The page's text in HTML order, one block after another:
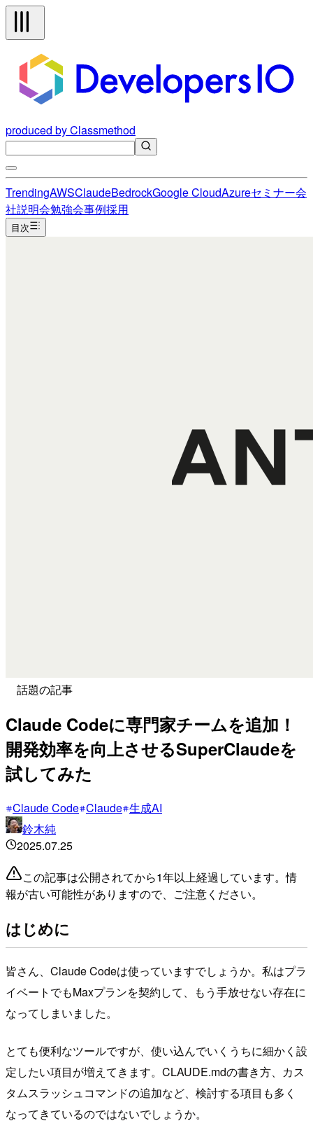
produced by Classmethod
TrendingAWSClaudeBedrockGoogle CloudAzureセミナー会
社説明会勉強会事例採用
目次
話題の記事
Claude Codeに専門家チームを追加！
開発効率を向上させるSuperClaudeを
試してみた
Claude Code Claude 生成AI
鈴木純
2025.07.25
この記事は公開されてから1年以上経過しています。情
報が古い可能性がありますので、ご注意ください。
はじめに
皆さん、Claude Codeは使っていますでしょうか。私はプラ
イベートでもMaxプランを契約して、もう手放せない存在に
なってしまいました。
とても便利なツールですが、使い込んでいくうちに細かく設
定したい項目が増えてきます。CLAUDE.mdの書き方、カス
タムスラッシュコマンドの追加など、検討する項目も多く
なってきているのではないでしょうか。